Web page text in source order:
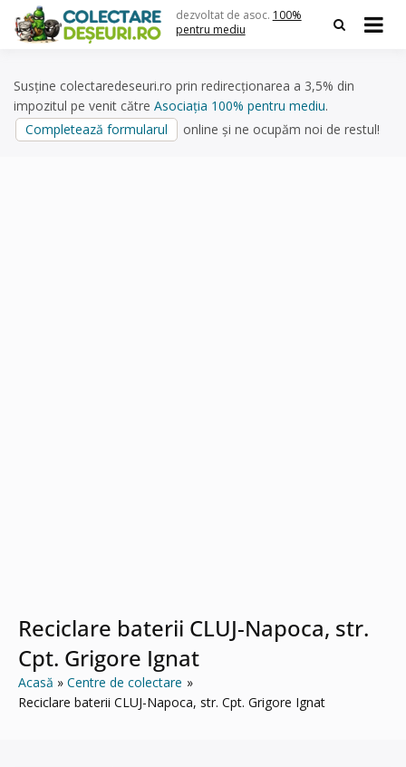
content
dezvoltat de asoc. 100%
pentru mediu
Susține colectaredeseuri.ro prin redirecționarea a 3,5% din
impozitul pe venit către Asociația 100% pentru mediu.
Completează formularul
online și ne ocupăm noi de restul!
Reciclare baterii CLUJ-Napoca, str.
Cpt. Grigore Ignat
Acasă
Centre de colectare
Reciclare baterii CLUJ-Napoca, str. Cpt. Grigore Ignat